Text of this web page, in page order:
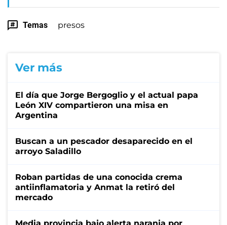
Temas presos
Ver más
El día que Jorge Bergoglio y el actual papa
León XIV compartieron una misa en
Argentina
Buscan a un pescador desaparecido en el
arroyo Saladillo
Roban partidas de una conocida crema
antiinflamatoria y Anmat la retiró del
mercado